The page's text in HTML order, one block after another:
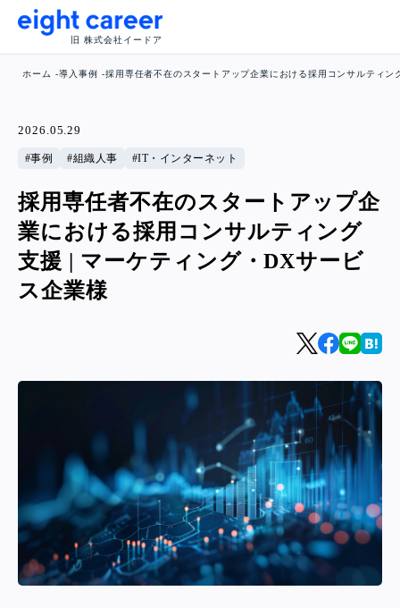
旧 株式会社イードア
ホーム 導入事例 採用専任者不在のスタートアップ企業における採用コンサルティ
2026.05.29
事例 組織人事 IT・インターネット
採用専任者不在のスタートアップ企
業における採用コンサルティング
支援 | マーケティング・DXサービ
ス企業様